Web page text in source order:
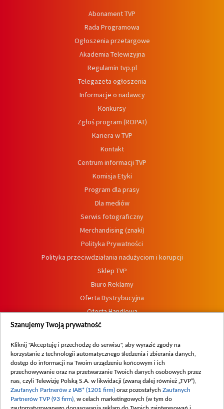
Abonament TVP
Rada Programowa
Ogłoszenia przetargowe
Akademia Telewizyjna
Regulamin tvp.pl
Telegazeta ogłoszenia
Informacje o nadawcy
Konkursy
Zgłoś program (ROPAT)
Kariera w TVP
Kontakt
Centrum informacji TVP
Komisja Etyki
Program dla prasy
Dla mediów
Serwis fotograficzny
Merchandising (znaki)
Polityka Prywatności
Polityka przeciwdziałania nadużyciom i korupcji
Sklep TVP
Biuro Reklamy
Oferta Dystrybucyjna
Oferta Handlowa
Dostępność
Procedura zgłoszeń wewnętrznych
Szanujemy Twoją prywatność
Kliknij "Akceptuję i przechodzę do serwisu", aby wyrazić zgody na
korzystanie z technologii automatycznego śledzenia i zbierania danych,
dostęp do informacji na Twoim urządzeniu końcowym i ich
przechowywanie oraz na przetwarzanie Twoich danych osobowych przez
nas, czyli Telewizję Polską S.A. w likwidacji (zwaną dalej również „TVP”),
Zaufanych Partnerów z IAB* (1201 firm) oraz pozostałych Zaufanych
Partnerów TVP (93 firm) , w celach marketingowych (w tym do